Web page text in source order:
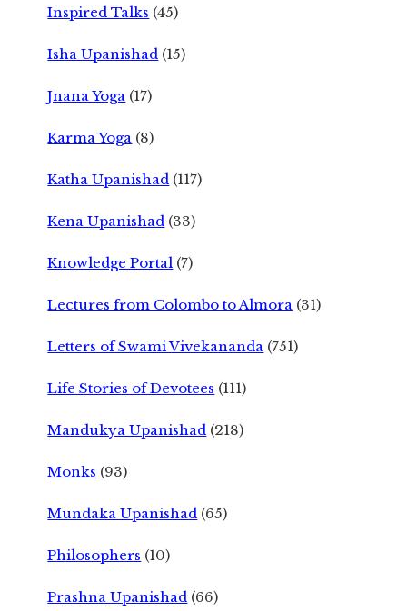
Inspired Talks (45)
Isha Upanishad (15)
Jnana Yoga (17)
Karma Yoga (8)
Katha Upanishad (117)
Kena Upanishad (33)
Knowledge Portal (7)
Lectures from Colombo to Almora (31)
Letters of Swami Vivekananda (751)
Life Stories of Devotees (111)
Mandukya Upanishad (218)
Monks (93)
Mundaka Upanishad (65)
Philosophers (10)
Prashna Upanishad (66)